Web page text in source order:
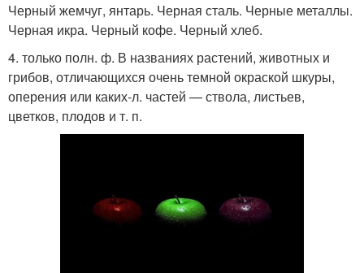
Черный жемчуг, янтарь. Черная сталь. Черные металлы.
Черная икра. Черный кофе. Черный хлеб.
4. только полн. ф. В названиях растений, животных и
грибов, отличающихся очень темной окраской шкуры,
оперения или каких-л. частей — ствола, листьев,
цветков, плодов и т. п.